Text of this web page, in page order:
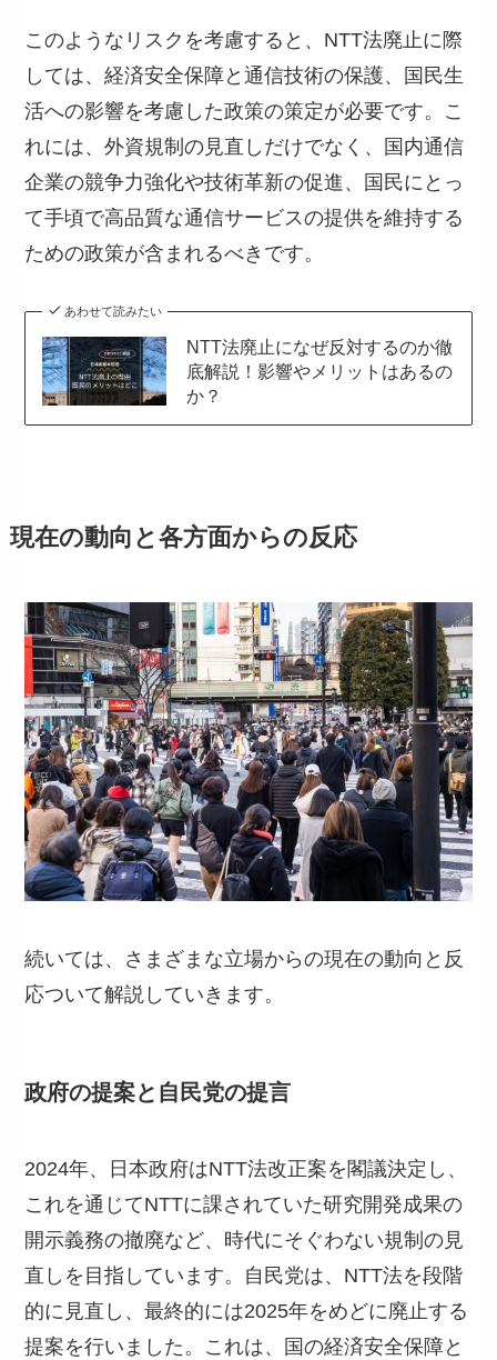
このようなリスクを考慮すると、NTT法廃止に際
しては、経済安全保障と通信技術の保護、国民生
活への影響を考慮した政策の策定が必要です。こ
れには、外資規制の見直しだけでなく、国内通信
企業の競争力強化や技術革新の促進、国民にとっ
て手頃で高品質な通信サービスの提供を維持する
ための政策が含まれるべきです。
あわせて読みたい
NTT法廃止になぜ反対するのか徹
底解説！影響やメリットはあるの
か？
現在の動向と各方面からの反応
続いては、さまざまな立場からの現在の動向と反
応ついて解説していきます。
政府の提案と自民党の提言
2024年、日本政府はNTT法改正案を閣議決定し、
これを通じてNTTに課されていた研究開発成果の
開示義務の撤廃など、時代にそぐわない規制の見
直しを目指しています。自民党は、NTT法を段階
的に見直し、最終的には2025年をめどに廃止する
提案を行いました。これは、国の経済安全保障と